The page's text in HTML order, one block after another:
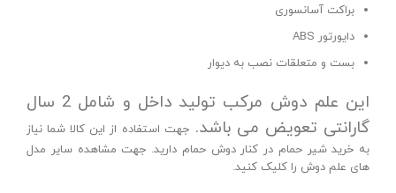
براکت آسانسوری
دایورتور ABS
بست و متعلقات نصب به دیوار
این علم دوش مرکب تولید داخل و شامل 2 سال
گارانتی تعویض می باشد.جهت استفاده از این کالا شما نیاز
به خرید شیر حمام در کنار دوش حمام دارید. جهت مشاهده سایر مدل
های علم دوش را کلیک کنید.